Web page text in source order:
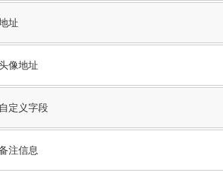
址
像地址
定义字段
注信息